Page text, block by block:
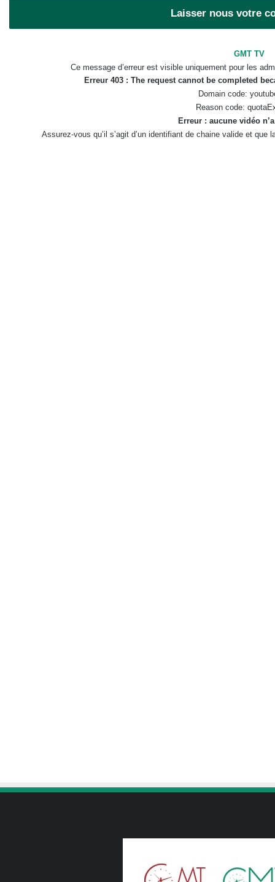
Laisser nous votre
GMT TV
Ce message d’erreur est visible uniquement pour les
Erreur 403 : The request cannot be completed
Domain code:
Reason code:
Erreur : aucune vidéo
Assurez-vous qu’il s’agit d’un identifiant de chaine valide et